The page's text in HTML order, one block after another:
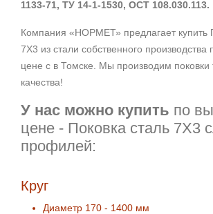
1133-71, ТУ 14-1-1530, ОСТ 108.030.113.
Компания «НОРМЕТ» предлагает купить
7Х3 из стали собственного производства
цене с в Томске. Мы производим поковки
качества!
У нас можно купить по
цене - Поковка сталь 7Х3
профилей:
Круг
Диаметр 170 - 1400 мм